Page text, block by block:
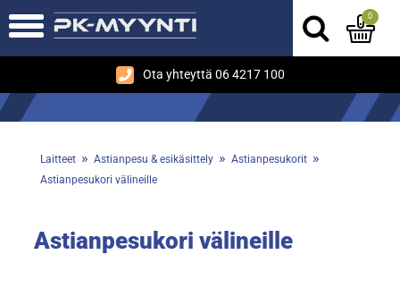
Ota yhteyttä 06 4217 100
0
Laitteet » Astianpesu & esikäsittely » Astianpesukorit »
Astianpesukori välineille
Astianpesukori välineille